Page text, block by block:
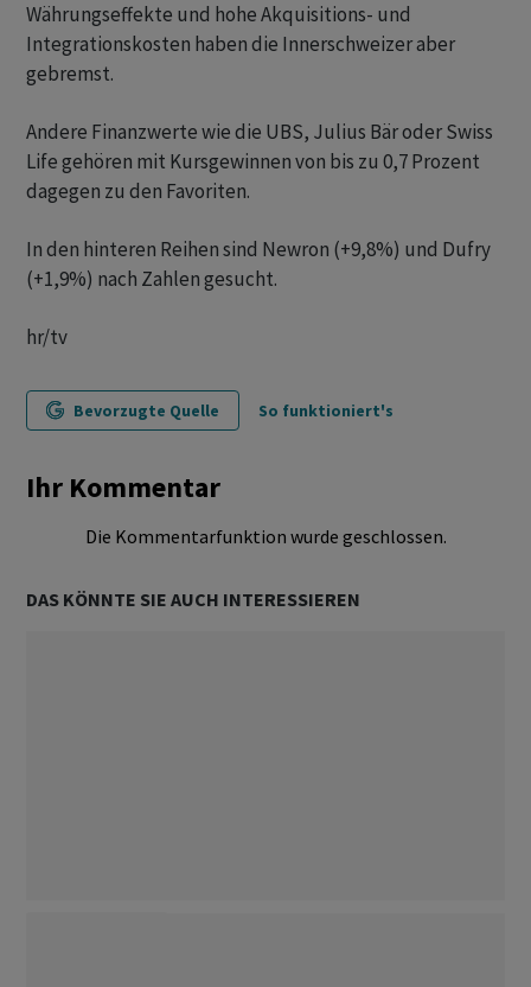
Währungseffekte und hohe Akquisitions- und
Integrationskosten haben die Innerschweizer aber
gebremst.
Andere Finanzwerte wie die UBS, Julius Bär oder Swiss
Life gehören mit Kursgewinnen von bis zu 0,7 Prozent
dagegen zu den Favoriten.
In den hinteren Reihen sind Newron (+9,8%) und Dufry
(+1,9%) nach Zahlen gesucht.
hr/tv
Bevorzugte Quelle So funktioniert's
Ihr Kommentar
Die Kommentarfunktion wurde geschlossen.
DAS KÖNNTE SIE AUCH INTERESSIEREN